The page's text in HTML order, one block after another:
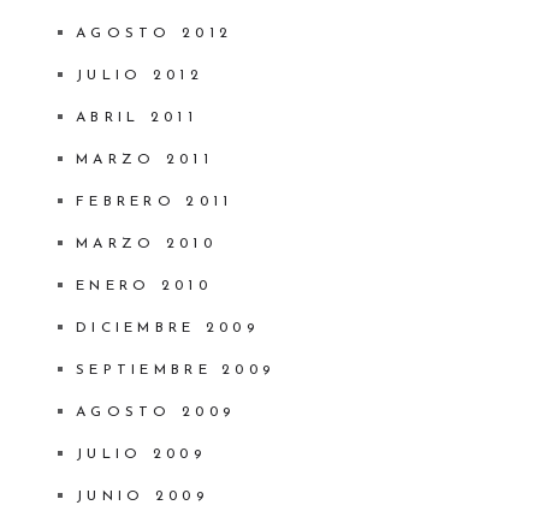
AGOSTO 2012
JULIO 2012
ABRIL 2011
MARZO 2011
FEBRERO 2011
MARZO 2010
ENERO 2010
DICIEMBRE 2009
SEPTIEMBRE 2009
AGOSTO 2009
JULIO 2009
JUNIO 2009